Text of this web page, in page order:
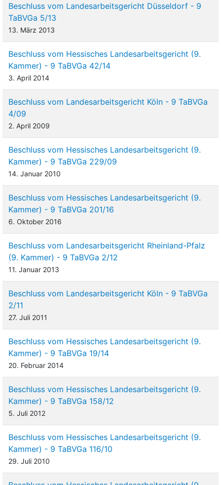
Beschluss vom Landesarbeitsgericht Düsseldorf - 9
TaBVGa 5/13
13. März 2013
Beschluss vom Hessisches Landesarbeitsgericht (9.
Kammer) - 9 TaBVGa 42/14
3. April 2014
Beschluss vom Landesarbeitsgericht Köln - 9 TaBVGa
4/09
2. April 2009
Beschluss vom Hessisches Landesarbeitsgericht (9.
Kammer) - 9 TaBVGa 229/09
14. Januar 2010
Beschluss vom Hessisches Landesarbeitsgericht (9.
Kammer) - 9 TaBVGa 201/16
6. Oktober 2016
Beschluss vom Landesarbeitsgericht Rheinland-Pfalz
(9. Kammer) - 9 TaBVGa 2/12
11. Januar 2013
Beschluss vom Landesarbeitsgericht Köln - 9 TaBVGa
2/11
27. Juli 2011
Beschluss vom Hessisches Landesarbeitsgericht (9.
Kammer) - 9 TaBVGa 19/14
20. Februar 2014
Beschluss vom Hessisches Landesarbeitsgericht (9.
Kammer) - 9 TaBVGa 158/12
5. Juli 2012
Beschluss vom Hessisches Landesarbeitsgericht (9.
Kammer) - 9 TaBVGa 116/10
29. Juli 2010